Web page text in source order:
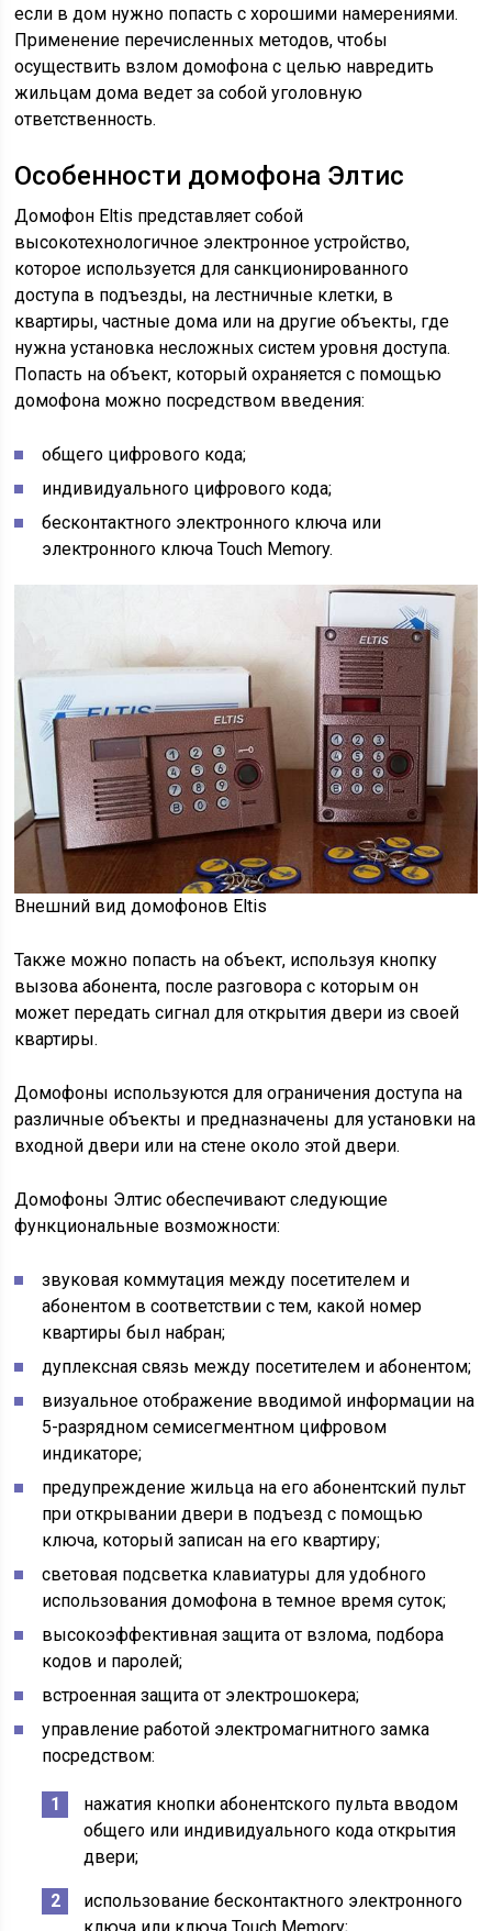
если в дом нужно попасть с хорошими намерениями.
Применение перечисленных методов, чтобы
осуществить взлом домофона с целью навредить
жильцам дома ведет за собой уголовную
ответственность.
Особенности домофона Элтис
Домофон Eltis представляет собой
высокотехнологичное электронное устройство,
которое используется для санкционированного
доступа в подъезды, на лестничные клетки, в
квартиры, частные дома или на другие объекты, где
нужна установка несложных систем уровня доступа.
Попасть на объект, который охраняется с помощью
домофона можно посредством введения:
общего цифрового кода;
индивидуального цифрового кода;
бесконтактного электронного ключа или
электронного ключа Touch Memory.
Внешний вид домофонов Eltis
Также можно попасть на объект, используя кнопку
вызова абонента, после разговора с которым он
может передать сигнал для открытия двери из своей
квартиры.
Домофоны используются для ограничения доступа на
различные объекты и предназначены для установки на
входной двери или на стене около этой двери.
Домофоны Элтис обеспечивают следующие
функциональные возможности:
звуковая коммутация между посетителем и
абонентом в соответствии с тем, какой номер
квартиры был набран;
дуплексная связь между посетителем и абонентом;
визуальное отображение вводимой информации на
5-разрядном семисегментном цифровом
индикаторе;
предупреждение жильца на его абонентский пульт
при открывании двери в подъезд с помощью
ключа, который записан на его квартиру;
световая подсветка клавиатуры для удобного
использования домофона в темное время суток;
высокоэффективная защита от взлома, подбора
кодов и паролей;
встроенная защита от электрошокера;
управление работой электромагнитного замка
посредством:
нажатия кнопки абонентского пульта вводом
общего или индивидуального кода открытия
двери;
использование бесконтактного электронного